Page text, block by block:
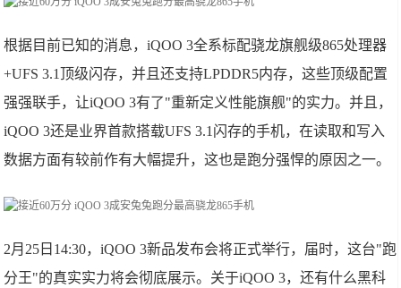
根据目前已知的消息，iQOO 3全系标配骁龙旗舰级865处理器
+UFS 3.1顶级闪存，并且还支持LPDDR5内存，这些顶级配置
强强联手，让iQOO 3有了"重新定义性能旗舰"的实力。并且，
iQOO 3还是业界首款搭载UFS 3.1闪存的手机，在读取和写入
数据方面有较前作有大幅提升，这也是跑分强悍的原因之一。
2月25日14:30，iQOO 3新品发布会将正式举行，届时，这台"跑
分王"的真实实力将会彻底展示。关于iQOO 3，还有什么黑科